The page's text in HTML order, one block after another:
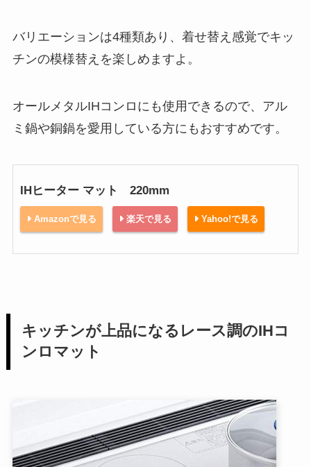
バリエーションは4種類あり、着せ替え感覚でキッ
チンの模様替えを楽しめますよ。
オールメタルIHコンロにも使用できるので、アル
ミ鍋や銅鍋を愛用している方にもおすすめです。
IHヒーター マット 220mm
Amazonで見る 楽天で見る Yahoo!で見る
キッチンが上品になるレース調のIHコ
ンロマット